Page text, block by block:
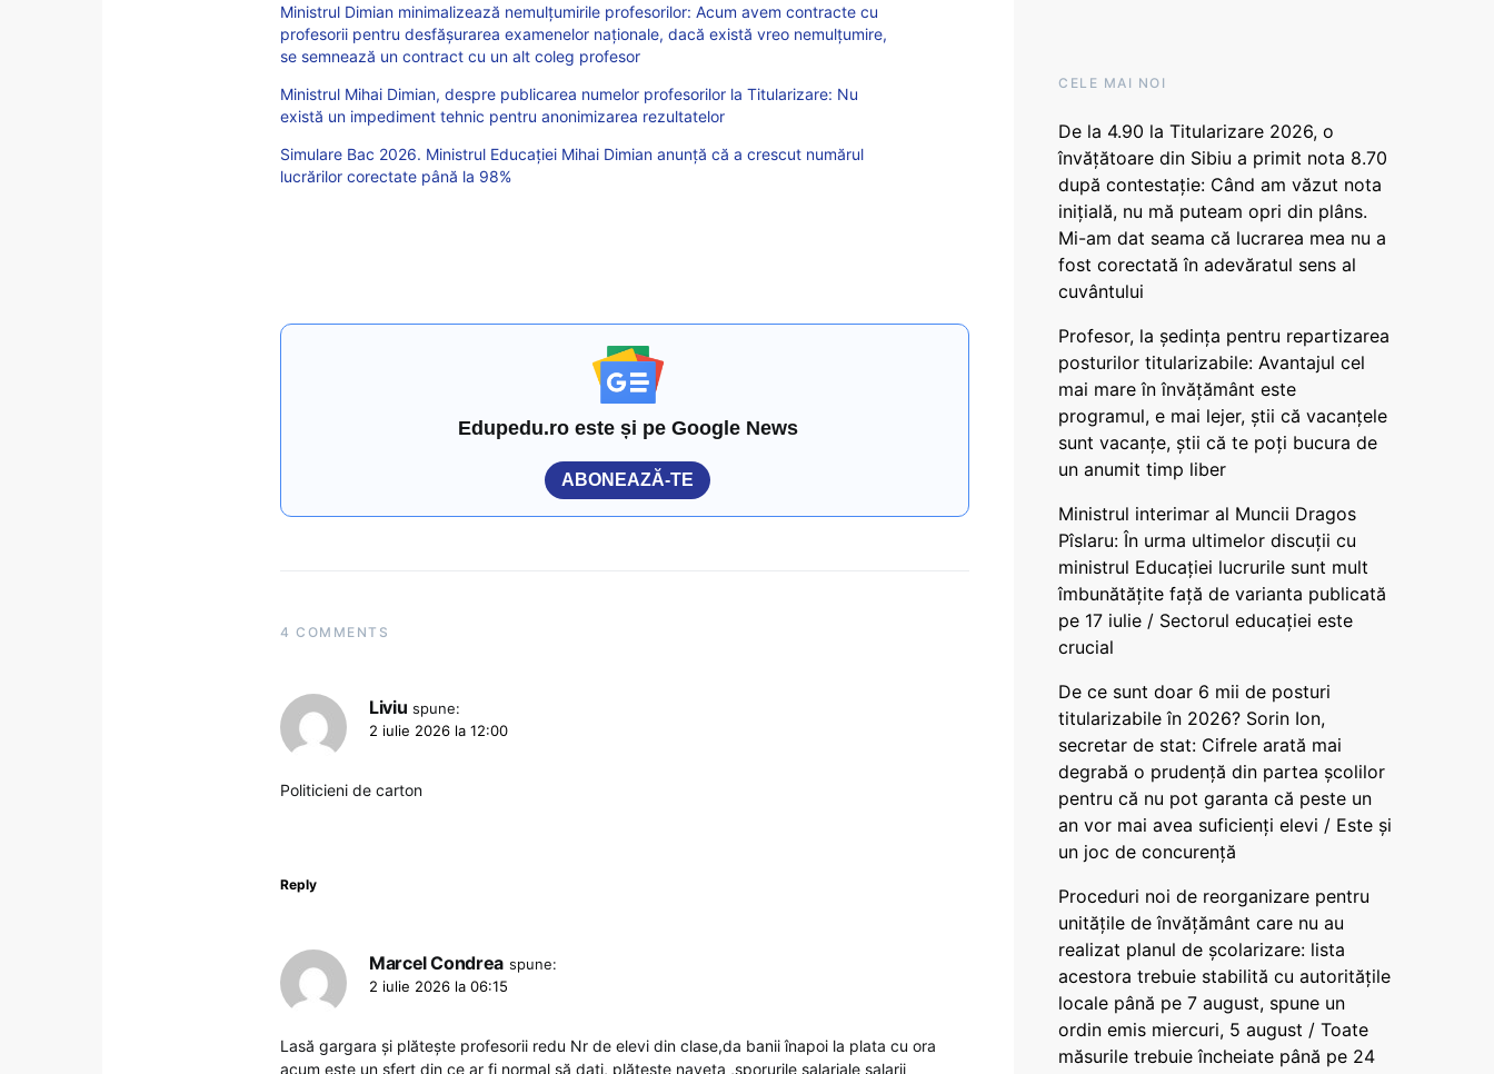
Ministrul Dimian minimalizează nemulțumirile profesorilor: Acum avem contracte cu
profesorii pentru desfășurarea examenelor naționale, dacă există vreo nemulțumire,
se semnează un contract cu un alt coleg profesor
Ministrul Mihai Dimian, despre publicarea numelor profesorilor la Titularizare: Nu
există un impediment tehnic pentru anonimizarea rezultatelor
Simulare Bac 2026. Ministrul Educației Mihai Dimian anunță că a crescut numărul
lucrărilor corectate până la 98%
Edupedu.ro este și pe Google News
ABONEAZĂ-TE
4 COMMENTS
Liviu spune:
2 iulie 2026 la 12:00
Politicieni de carton
Reply
Marcel Condrea spune:
2 iulie 2026 la 06:15
Lasă gargara și plătește profesorii redu Nr de elevi din clase,da banii înapoi la plata cu ora
acum este un sfert din ce ar fi normal să dați, plătește naveta ,sporurile salariale salarii
CELE MAI NOI
De la 4.90 la Titularizare 2026, o
învățătoare din Sibiu a primit nota 8.70
după contestație: Când am văzut nota
inițială, nu mă puteam opri din plâns.
Mi-am dat seama că lucrarea mea nu a
fost corectată în adevăratul sens al
cuvântului
Profesor, la ședința pentru repartizarea
posturilor titularizabile: Avantajul cel
mai mare în învățământ este
programul, e mai lejer, știi că vacanțele
sunt vacanţe, știi că te poți bucura de
un anumit timp liber
Ministrul interimar al Muncii Dragos
Pîslaru: În urma ultimelor discuții cu
ministrul Educației lucrurile sunt mult
îmbunătățite față de varianta publicată
pe 17 iulie / Sectorul educației este
crucial
De ce sunt doar 6 mii de posturi
titularizabile în 2026? Sorin Ion,
secretar de stat: Cifrele arată mai
degrabă o prudență din partea școlilor
pentru că nu pot garanta că peste un
an vor mai avea suficienți elevi / Este și
un joc de concurență
Proceduri noi de reorganizare pentru
unitățile de învățământ care nu au
realizat planul de școlarizare: lista
acestora trebuie stabilită cu autoritățile
locale până pe 7 august, spune un
ordin emis miercuri, 5 august / Toate
măsurile trebuie încheiate până pe 24